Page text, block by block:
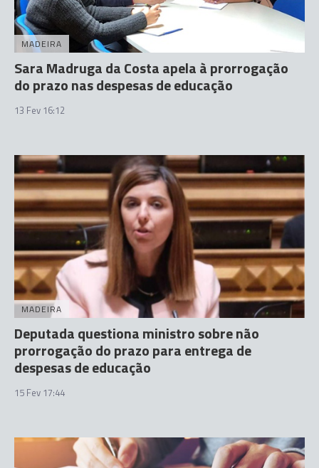
MADEIRA
Sara Madruga da Costa apela à prorrogação
do prazo nas despesas de educação
13 Fev 16:12
MADEIRA
Deputada questiona ministro sobre não
prorrogação do prazo para entrega de
despesas de educação
15 Fev 17:44